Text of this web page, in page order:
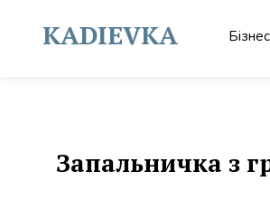
contentKADIEVKA Бізнес
Запальничка з